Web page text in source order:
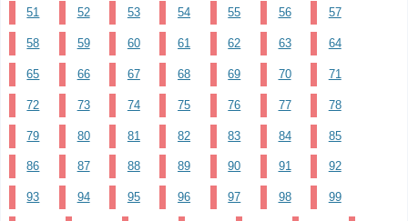
51 52 53 54 55 56 57
58 59 60 61 62 63 64
65 66 67 68 69 70 71
72 73 74 75 76 77 78
79 80 81 82 83 84 85
86 87 88 89 90 91 92
93 94 95 96 97 98 99